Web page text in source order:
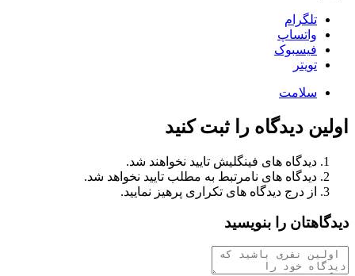
تلگرام
واتساپ
فیسبوک
تویتر
سلامت
اولین دیدگاه را ثبت کنید
دیدگاه های فینگلیش تایید نخواهند شد.
دیدگاه های نامرتبط به مطلب تایید نخواهد شد.
از درج دیدگاه های تکراری پرهیز نمایید.
دیدگاهتان را بنویسید